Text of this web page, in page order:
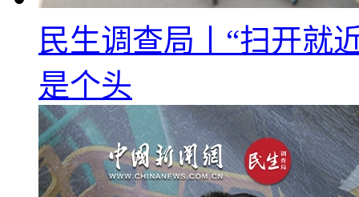
民生调查局丨“扫开就
是个头